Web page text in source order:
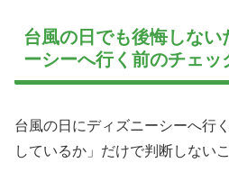
台風の日でも後悔しない
ーシーへ行く前のチェッ
台風の日にディズニーシーへ行
しているか」だけで判断しない